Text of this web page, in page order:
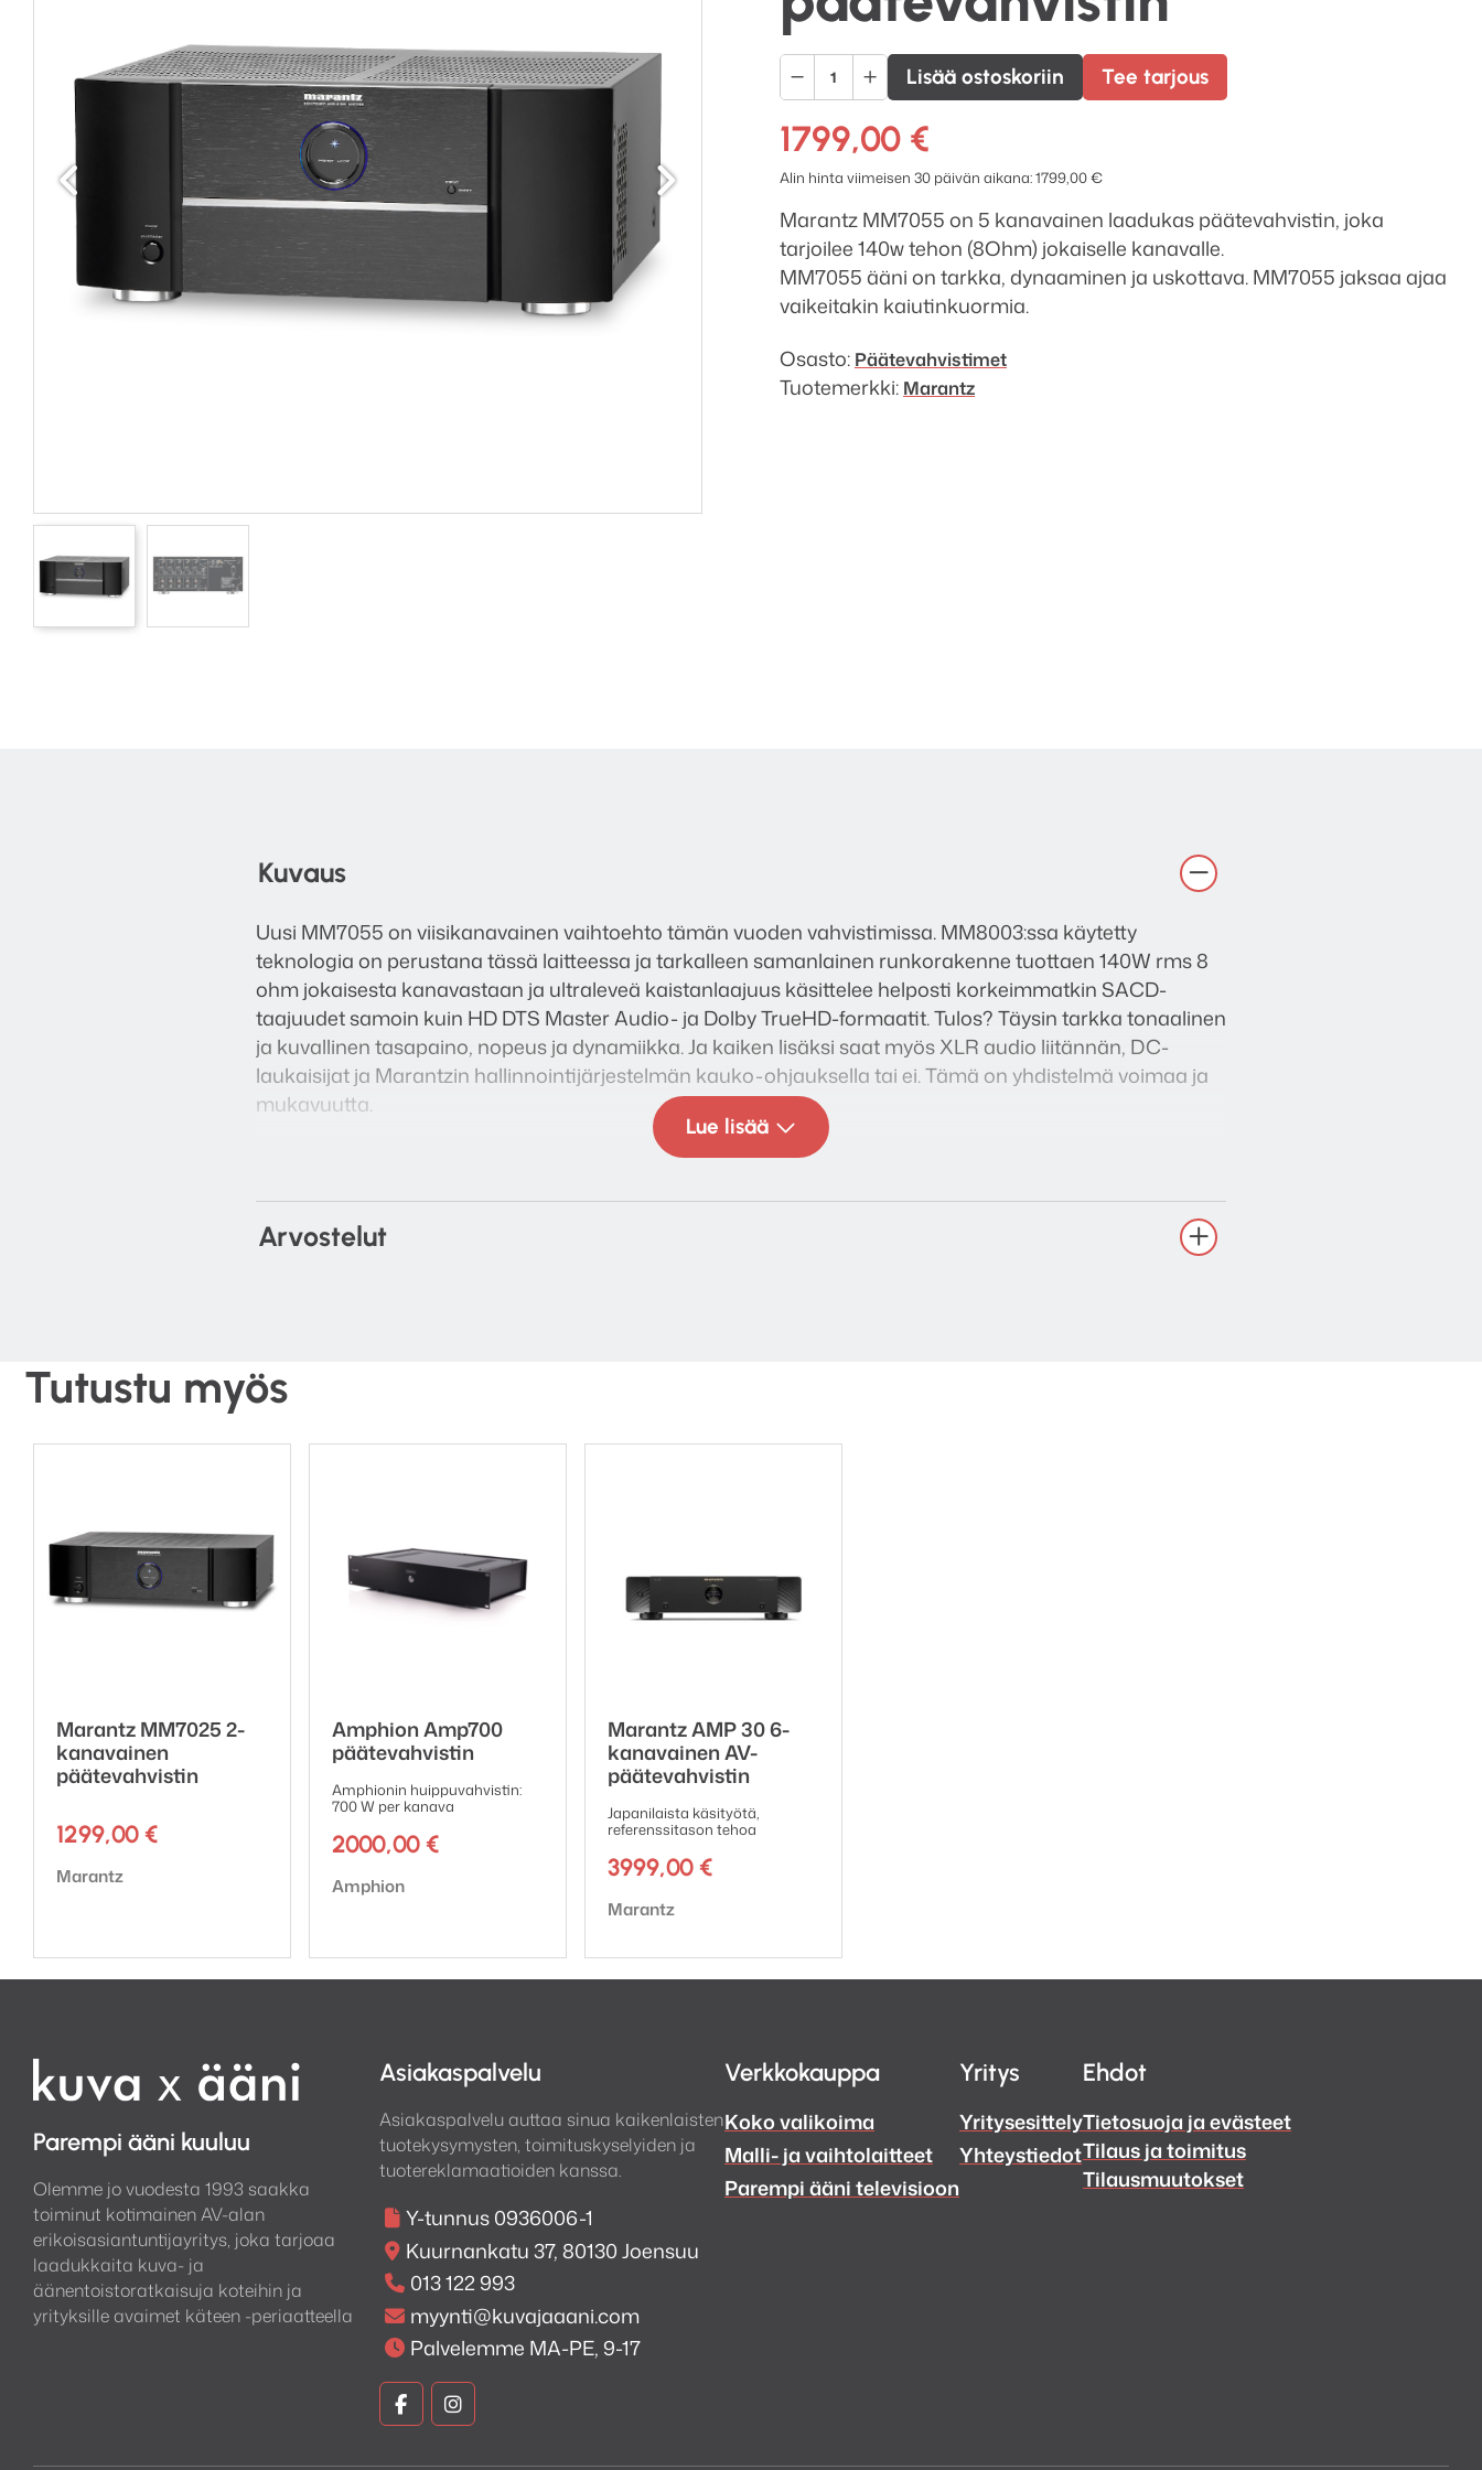
Seuraava
Marantz
MM7055
5-
kanavainen
päätevahvistin
määrä
Lisää ostoskoriin Tee tarjous
1799,00 €
Alin hinta viimeisen 30 päivän aikana:1799,00€
Marantz MM7055 on 5 kanavainen laadukas päätevahvistin, joka
tarjoilee 140w tehon (8Ohm) jokaiselle kanavalle.
MM7055 ääni on tarkka, dynaaminen ja uskottava. MM7055 jaksaa ajaa
vaikeitakin kaiutinkuormia.
Osasto: Pääte­vahvistimet
Tuotemerkki: Marantz
Kuvaus
Uusi MM7055 on viisikanavainen vaihtoehto tämän vuoden vahvistimissa. MM8003:ssa käytetty
teknologia on perustana tässä laitteessa ja tarkalleen samanlainen runkorakenne tuottaen 140W rms 8
ohm jokaisesta kanavastaan ja ultraleveä kaistanlaajuus käsittelee helposti korkeimmatkin SACD-
taajuudet samoin kuin HD DTS Master Audio- ja Dolby TrueHD-formaatit. Tulos? Täysin tarkka tonaalinen
ja kuvallinen tasapaino, nopeus ja dynamiikka. Ja kaiken lisäksi saat myös XLR audio liitännän, DC-
laukaisijat ja Marantzin hallinnointijärjestelmän kauko-ohjauksella tai ei. Tämä on yhdistelmä voimaa ja
mukavuutta.
Kanavat: 5
Mitat (L x K x S): 440 x 183 x 384 mm
Marantz tarjoaa Premium -ja Premium+
tuotteilleen
pidennetyn 5 vuoden takuun
muistaa mennä rekisteröimään tuotteensa
Linkki rekisteröintiin:https://www.marantz.com/fi-fi/5ywarranty
Lue lisää
Arvostelut
Tutustu myös
Marantz MM7025 2-
kanavainen
päätevahvistin
1299,00 €
Tuotemerkki:
Marantz
Amphion Amp700
päätevahvistin
Amphionin huippu­vahvistin:
700 W per kanava
2000,00 €
Tuotemerkki:
Amphion
Marantz AMP 30 6-
kanavainen AV-
päätevahvistin
Japanilaista käsityötä,
referenssitason tehoa
3999,00 €
Tuotemerkki:
Marantz
Parempi ääni kuuluu
Olemme jo vuodesta 1993 saakka
toiminut kotimainen AV-alan
erikoisasiantuntijayritys, joka tarjoaa
laadukkaita kuva- ja
äänentoistoratkaisuja koteihin ja
yrityksille avaimet käteen -periaatteella
Asiakaspalvelu
Asiakaspalvelu auttaa sinua kaikenlaisten
tuotekysymysten, toimituskyselyiden ja
tuotereklamaatioiden kanssa.
Y-tunnus 0936006-1
Kuurnankatu 37, 80130 Joensuu
013 122 993
myynti@kuvajaaani.com
Palvelemme MA-PE, 9-17
KuvaKuva
Verkkokauppa
Koko valikoima
Malli- ja vaihtolaitteet
Parempi ääni televisioon
Yritys
Yritysesittely
Yhteystiedot
Ehdot
Tietosuoja ja evästeet
Tilaus ja toimitus
Tilausmuutokset